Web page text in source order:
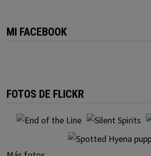
MI FACEBOOK
FOTOS DE FLICKR